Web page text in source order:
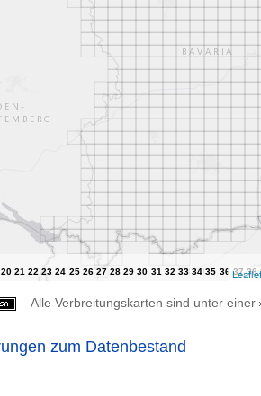
Leaflet
Alle Verbreitungskarten sind unter einer
zum Datenbestand